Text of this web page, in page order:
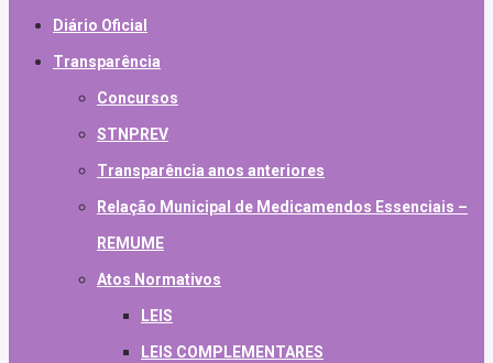
Diário Oficial
Transparência
Concursos
STNPREV
Transparência anos anteriores
Relação Municipal de Medicamendos Essenciais –
REMUME
Atos Normativos
LEIS
LEIS COMPLEMENTARES